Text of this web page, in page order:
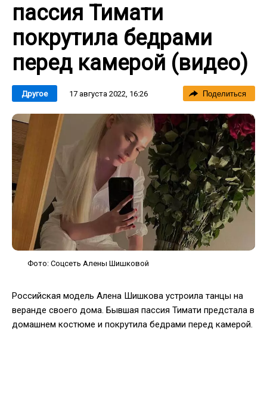
пассия Тимати
покрутила бедрами
перед камерой (видео)
Другое 17 августа 2022, 16:26 Поделиться
Фото: Соцсеть Алены Шишковой
Российская модель Алена Шишкова устроила танцы на
веранде своего дома. Бывшая пассия Тимати предстала в
домашнем костюме и покрутила бедрами перед камерой.